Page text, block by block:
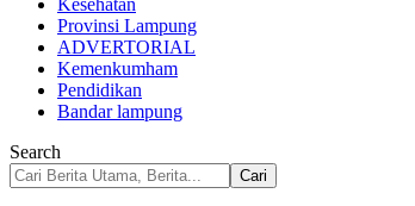
Kesehatan
Provinsi Lampung
ADVERTORIAL
Kemenkumham
Pendidikan
Bandar lampung
Search